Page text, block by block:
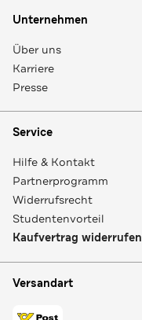
Unternehmen
Über uns
Karriere
Presse
Service
Hilfe & Kontakt
Partnerprogramm
Widerrufsrecht
Studentenvorteil
Kaufvertrag widerrufen
Versandart